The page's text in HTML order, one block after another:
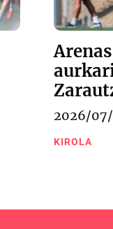
2026/
KIROLA